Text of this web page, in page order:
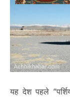
यह देश पहले